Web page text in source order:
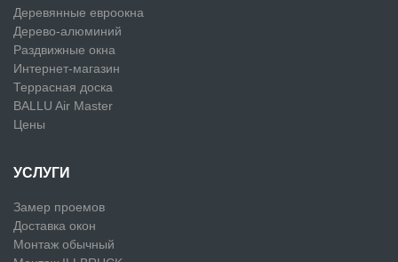
Деревянные евроокна
Дерево-алюминий
Раздвижные окна
Интернет-магазин
Террасная доска
BALLU Air Master
Цены
УСЛУГИ
Замер проемов
Доставка окон
Монтаж обычный